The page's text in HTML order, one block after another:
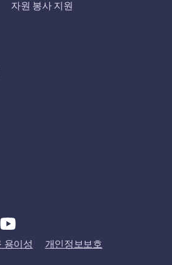
자원 봉사 지원
용이성 개인정보보호